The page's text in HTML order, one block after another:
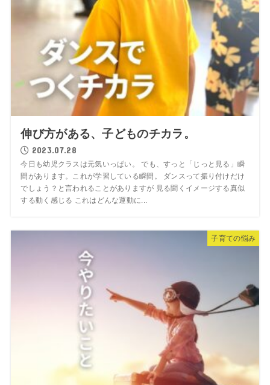
伸び方がある、子どものチカラ。
2023.07.28
今日も幼児クラスは元気いっぱい。 でも、すっと「じっと見る」瞬
間があります。これが学習している瞬間。 ダンスって振り付けだけ
でしょう？と言われることがありますが 見る聞くイメージする真似
する動く感じる これはどんな運動に...
子育ての悩み